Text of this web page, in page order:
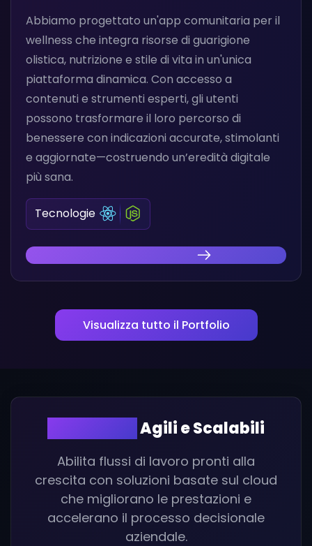
Abbiamo progettato un'app comunitaria per il
wellness che integra risorse di guarigione
olistica, nutrizione e stile di vita in un'unica
piattaforma dinamica. Con accesso a
contenuti e strumenti esperti, gli utenti
possono trasformare il loro percorso di
benessere con indicazioni accurate, stimolanti
e aggiornate—costruendo un’eredità digitale
più sana.
Tecnologie
Scopri la nostra innovazione
Visualizza tutto il Portfolio
Agili e Scalabili
Abilita flussi di lavoro pronti alla
crescita con soluzioni basate sul cloud
che migliorano le prestazioni e
accelerano il processo decisionale
aziendale.